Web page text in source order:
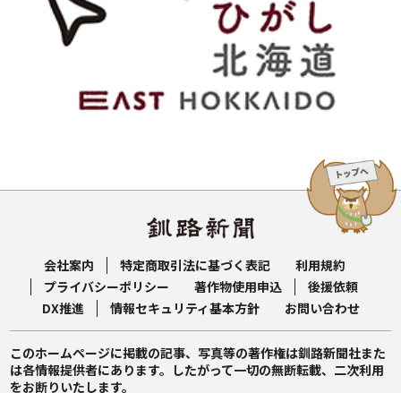
会社案内 特定商取引法に基づく表記
利用規約
プライバシーポリシー
著作物使用申込
後援依頼
DX推進
情報セキュリティ基本方針 お問い合わせ
このホームページに掲載の記事、写真等の著作権は釧路新聞社また
は各情報提供者にあります。したがって一切の無断転載、二次利用
をお断りいたします。